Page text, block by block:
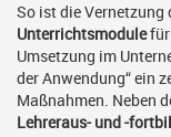
So ist die Vernetzung
Unterrichtsmodulefür
Umsetzung im
der Anwendung“ ein
Maßnahmen. Neben
Lehreraus- und -